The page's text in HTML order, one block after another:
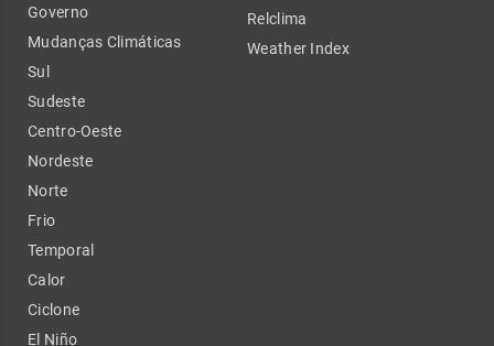
Governo
Mudanças Climáticas
Sul
Sudeste
Centro-Oeste
Nordeste
Norte
Frio
Temporal
Calor
Ciclone
El Niño
Relclima
Weather Index